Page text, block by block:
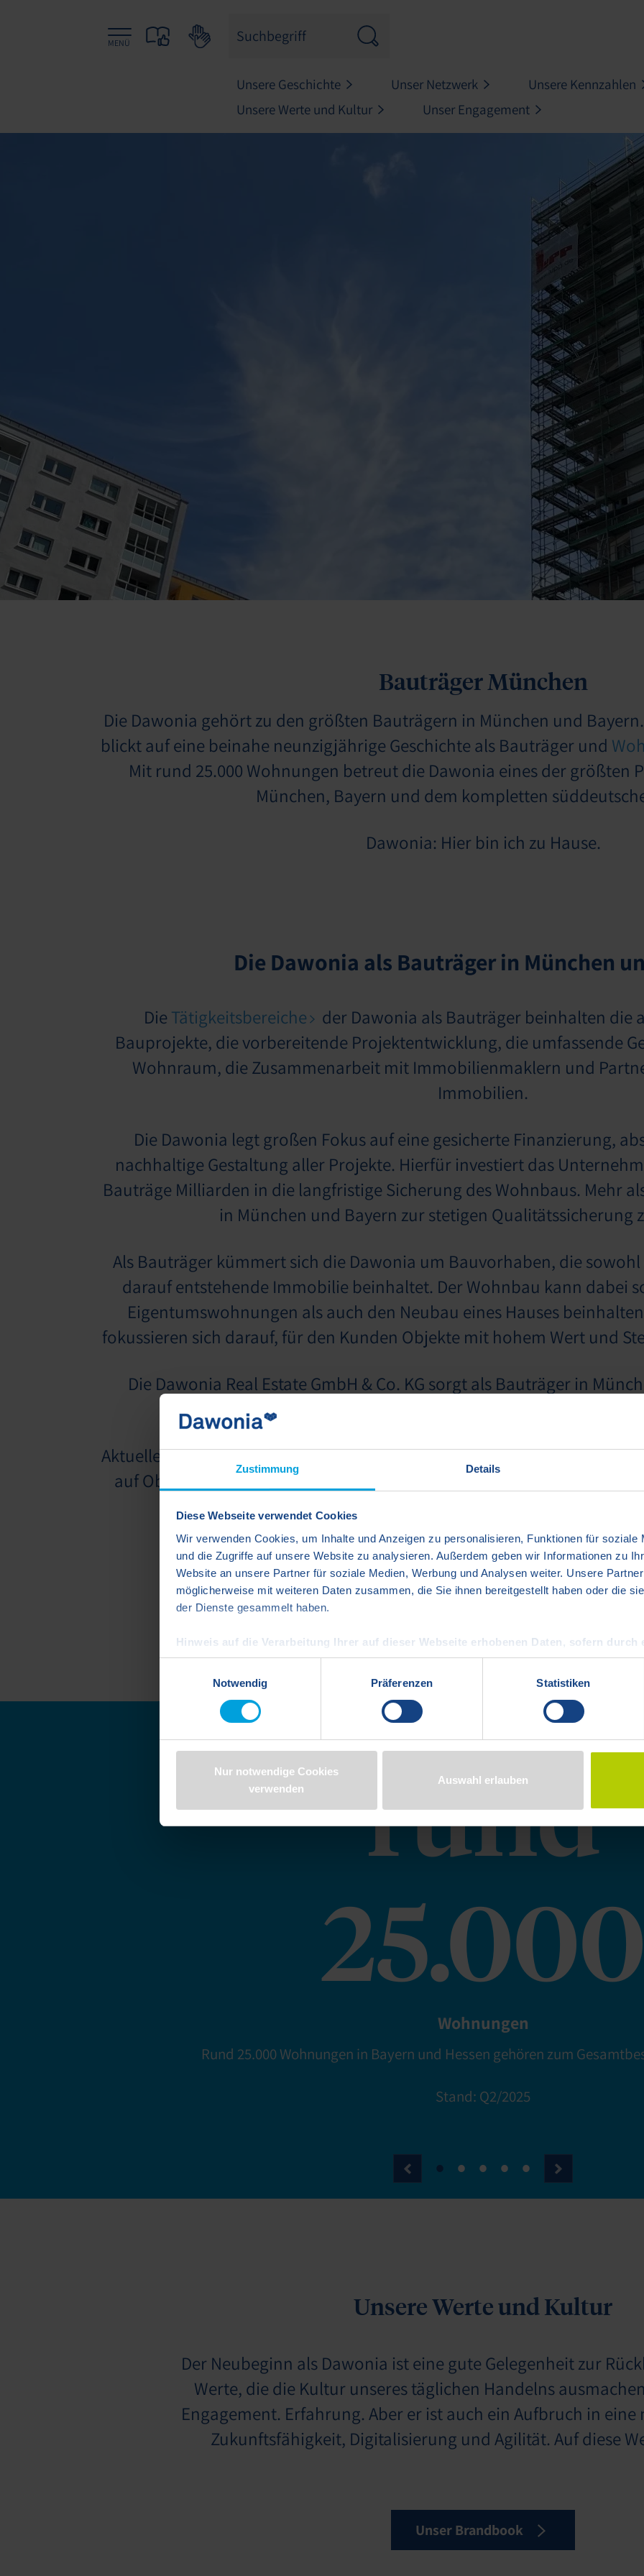
Zustimmung Details
Diese Webseite verwendet Cookies
Wir verwenden Cookies, um Inhalte und Anzeigen zu personalisieren, Funktionen für soziale
und die Zugriffe auf unsere Website zu analysieren. Außerdem geben wir Informationen zu
Website an unsere Partner für soziale Medien, Werbung und Analysen weiter. Unsere
möglicherweise mit weiteren Daten zusammen, die Sie ihnen bereitgestellt haben oder die
der Dienste gesammelt haben.
Hinweis auf die Verarbeitung Ihrer auf dieser Webseite erhobenen Daten, sofern durch
Google Ireland Limited) eine Datenübermittlung in die USA nicht ausgeschlossen
Daten in den USA verarbeitet werden. Die USA werden vom Europäischen Gerichtshof als
finden Sie in der Datenschutzerklärung
https://www.dawonia.de/de/datenschutz
und in
Notwendig
Präferenzen Statistiken
Nur notwendige Cookies
verwenden
Auswahl erlauben
MENÜ
Unsere Geschichte Unser Netzwerk
Unsere Kennzahlen
Unsere Werte und Kultur
Unser Engagement
Bauträger München
Die Dawonia gehört zu den größten Bauträgern in München und
blickt auf eine beinahe neunzigjährige Geschichte als Bauträger und
Mit rund 25.000 Wohnungen betreut die Dawonia eines der größten
München, Bayern und dem kompletten
Dawonia: Hier bin ich zu Hause.
Die Dawonia als Bauträger in München
Die Tätigkeitsbereiche
der Dawonia als Bauträger beinhalten die
Bauprojekte, die vorbereitende Projektentwicklung, die umfassende
Wohnraum, die Zusammenarbeit mit Immobilienmaklern und
Immobilien.
Die Dawonia legt großen Fokus auf eine gesicherte Finanzierung,
nachhaltige Gestaltung aller Projekte. Hierfür investiert das
Bauträge Milliarden in die langfristige Sicherung des Wohnbaus. Mehr
in München und Bayern zur stetigen Qualitätssicherung
Als Bauträger kümmert sich die Dawonia um Bauvorhaben, die
darauf entstehende Immobilie beinhaltet. Der Wohnbau kann dabei
Eigentumswohnungen als auch den Neubau eines Hauses
fokussieren sich darauf, für den Kunden Objekte mit hohem Wert und
Die Dawonia Real Estate GmbH & Co. KG sorgt als Bauträger in
Wohnen in Bayern auch in Zukunft für alle Menschen
Aktuelle Bauvorhaben erstrecken sich nicht nur auf das Stadtgebiet in
auf Oberbayern sowie komplett Bayern. Den Stand unserer aktuellen
Unsere Bauprojekte
rund
25.000
Wohnungen
Rund 25.000 Wohnungen in Bayern und Hessen gehören zum
Stand: Q2/2025
Unsere Werte und Kultur
Der Neubeginn als Dawonia ist eine gute Gelegenheit zur
Werte, die die Kultur unseres täglichen Handelns
Engagement. Erfahrung. Aber er ist auch ein Aufbruch in eine
Zukunftsfähigkeit, Digitalisierung und Agilität. Auf diese
Unser Brandbook